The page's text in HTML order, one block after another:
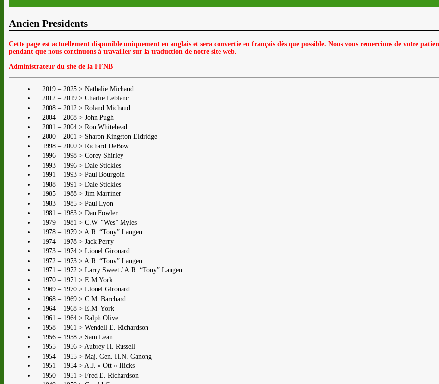
Ancien Presidents
Cette page est actuellement disponible uniquement en anglais et sera convertie en français dès que possible. Nous vous remercions de votre
pendant que nous continuons à travailler sur la traduction de notre site web.
Administrateur du site de la FFNB
2019 – 2025 > Nathalie Michaud
2012 – 2019 > Charlie Leblanc
2008 – 2012 > Roland Michaud
2004 – 2008 > John Pugh
2001 – 2004 > Ron Whitehead
2000 – 2001 > Sharon Kingston Eldridge
1998 – 2000 > Richard DeBow
1996 – 1998 > Corey Shirley
1993 – 1996 > Dale Stickles
1991 – 1993 > Paul Bourgoin
1988 – 1991 > Dale Stickles
1985 – 1988 > Jim Marriner
1983 – 1985 > Paul Lyon
1981 – 1983 > Dan Fowler
1979 – 1981 > C.W. “Wes” Myles
1978 – 1979 > A.R. “Tony” Langen
1974 – 1978 > Jack Perry
1973 – 1974 > Lionel Girouard
1972 – 1973 > A.R. “Tony” Langen
1971 – 1972 > Larry Sweet / A.R. “Tony” Langen
1970 – 1971 > E.M.York
1969 – 1970 > Lionel Girouard
1968 – 1969 > C.M. Barchard
1964 – 1968 > E.M. York
1961 – 1964 > Ralph Olive
1958 – 1961 > Wendell E. Richardson
1956 – 1958 > Sam Lean
1955 – 1956 > Aubrey H. Russell
1954 – 1955 > Maj. Gen. H.N. Ganong
1951 – 1954 > A.J. « Ott » Hicks
1950 – 1951 > Fred E. Richardson